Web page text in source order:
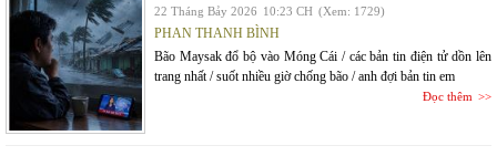
22 Tháng Bảy 2026 10:23 CH (Xem: 1729)
PHAN THANH BÌNH
Bão Maysak đổ bộ vào Móng Cái / các bản tin điện tử dồn lên
trang nhất / suốt nhiều giờ chống bão / anh đợi bản tin em
Đọc thêm